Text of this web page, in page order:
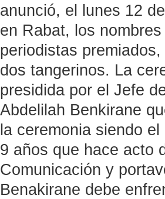
anunció, el lunes 12
en Rabat, los
periodistas
dos tangerinos. La
presidida por el Jefe
Abdelilah Benkirane
la ceremonia siendo el
9 años que hace acto
Comunicación y
Benakirane debe